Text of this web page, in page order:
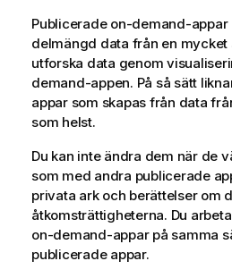
Publicerade on-demand-
delmängd data från en mycket
utforska data genom
demand-appen. På så sätt
appar som skapas från data
som helst.
Du kan inte ändra dem när de
som med andra publicerade
privata ark och berättelser om
åtkomsträttigheterna. Du
on-demand-appar på samma
publicerade appar.